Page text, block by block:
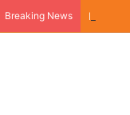
Breaking News La